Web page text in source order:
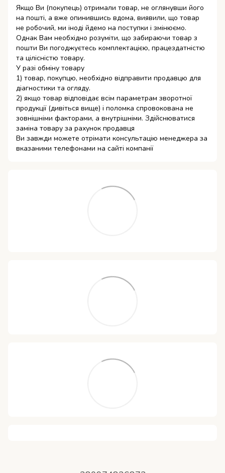
Якщо Ви (покупець) отримали товар, не оглянувши його
на пошті, а вже опинившись вдома, виявили, що товар
не робочий, ми іноді йдемо на поступки і змінюємо.
Однак Вам необхідно розуміти, що забираючи товар з
пошти Ви погоджуєтесь комплектацією, працездатністю
та цілісністю товару.
У разі обміну товару
1) товар, покупцю, необхідно відправити продавцю для
діагностики та огляду.
2) якщо товар відповідає всім параметрам зворотної
продукції (дивіться вище) і поломка спровокована не
зовнішніми факторами, а внутрішніми. Здійснюватися
заміна товару за рахунок продавця
Ви завжди можете отрімати консультацію менеджера за
вказаними телефонами на сайті компанії